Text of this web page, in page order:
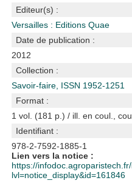
Editeur(s) :
Versailles : Editions Quae
Date de publication :
2012
Collection :
Savoir-faire, ISSN 1952-1251
Format :
1 vol. (181 p.) / ill. en coul.,
Identifiant :
978-2-7592-1885-1
Lien vers la notice :
https://
lvl=notice_display&id=161846